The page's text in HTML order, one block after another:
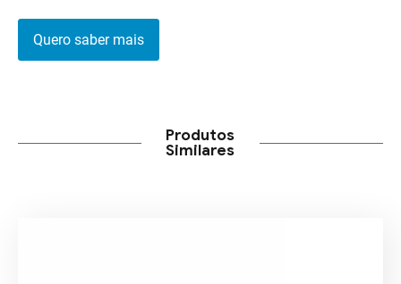
Quero saber mais
Produtos
Similares